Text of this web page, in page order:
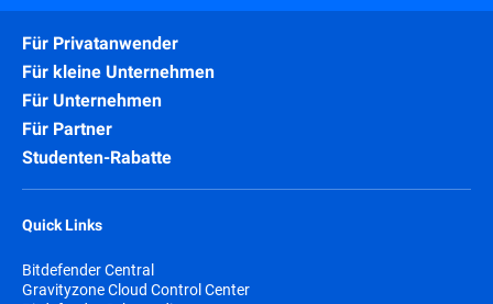
Für Privatanwender
Für kleine Unternehmen
Für Unternehmen
Für Partner
Studenten-Rabatte
Quick Links
Bitdefender Central
Gravityzone Cloud Control Center